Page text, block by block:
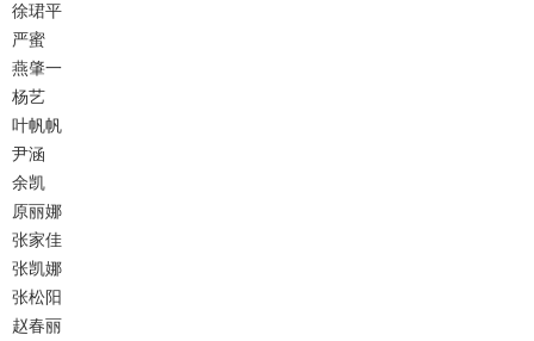
徐珺平
严蜜
燕肇一
杨艺
叶帆帆
尹涵
余凯
原丽娜
张家佳
张凯娜
张松阳
赵春丽